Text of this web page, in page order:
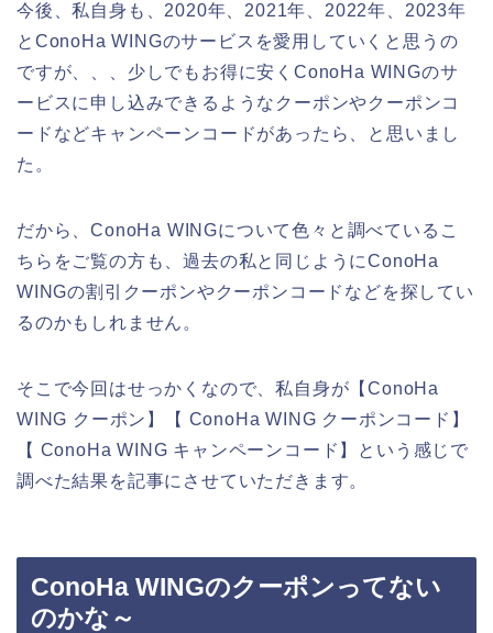
今後、私自身も、2020年、2021年、2022年、2023年
とConoHa WINGのサービスを愛用していくと思うの
ですが、、、少しでもお得に安くConoHa WINGのサ
ービスに申し込みできるようなクーポンやクーポンコ
ードなどキャンペーンコードがあったら、と思いまし
た。
だから、ConoHa WINGについて色々と調べているこ
ちらをご覧の方も、過去の私と同じようにConoHa
WINGの割引クーポンやクーポンコードなどを探してい
るのかもしれません。
そこで今回はせっかくなので、私自身が【ConoHa
WING クーポン】【 ConoHa WING クーポンコード】
【 ConoHa WING キャンペーンコード】という感じで
調べた結果を記事にさせていただきます。
ConoHa WINGのクーポンってない
のかな～